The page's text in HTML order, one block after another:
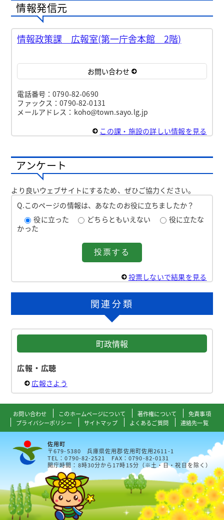
情報発信元
情報政策課 広報室(第一庁舎本館 2階)
お問い合わせ
電話番号：0790-82-0690
ファックス：0790-82-0131
メールアドレス：koho@town.sayo.lg.jp
この課・施設の詳しい情報を見る
アンケート
より良いウェブサイトにするため、ぜひご協力ください。
Q.このページの情報は、あなたのお役に立ちましたか？
役に立った
どちらともいえない
役に立たな
かった
投票しないで結果を見る
関連分類
町政情報
広報・広聴
広報さよう
お問い合わせ このホームページについて 著作権について
免責事項
プライバシーポリシー
サイトマップ よくあるご質問 連絡先一覧
佐用町
〒679-5380 兵庫県佐用郡佐用町佐用2611-1
TEL：0790-82-2521 FAX：0790-82-0131
開庁時間：8時30分から17時15分（※土・日・祝日を除く）